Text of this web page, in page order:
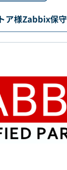
ア様Zabbix保